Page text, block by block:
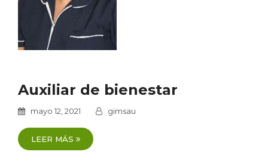
Auxiliar de bienestar
mayo 12, 2021 gimsau
LEER MÁS